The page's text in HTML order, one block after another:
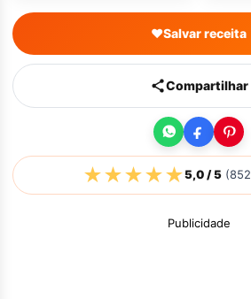
♥Salvar receita
Compartilhar
★★★★★5,0/ 5(852
Publicidade